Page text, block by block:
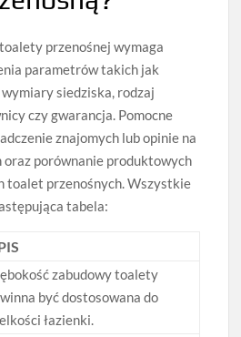
przenośnej wymaga
parametrów takich jak
wymiary siedziska, rodzaj
czy gwarancja. Pomocne
znajomych lub opinie na
porównanie produktowych
toalet przenośnych. Wszystkie
tabela:
zabudowy toalety
być dostosowana do
łazienki.